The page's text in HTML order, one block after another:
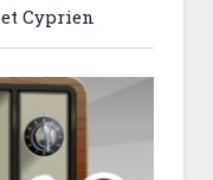
Cyprien